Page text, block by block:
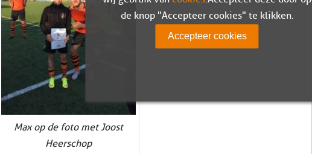
Max op de foto met Joost
Heerschop
de knop "Accepteer cookies" te klikken.
Accepteer cookies